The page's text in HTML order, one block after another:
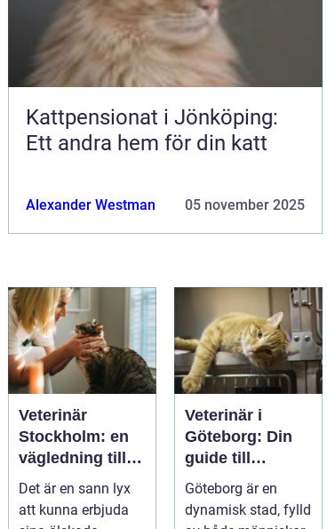
Kattpensionat i Jönköping:
Ett andra hem för din katt
Alexander Westman 05 november 2025
Veterinär
Stockholm: en
vägledning till
vård i hemmiljö
Det är en sann lyx
att kunna erbjuda
Veterinär i
Göteborg: Din
guide till
djursjukvård
Göteborg är en
dynamisk stad, fylld